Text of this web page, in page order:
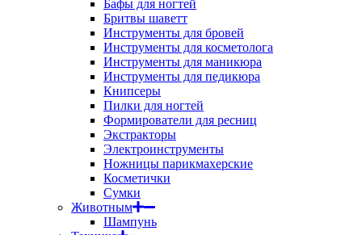
Бафы для ногтей
Бритвы шаветт
Инструменты для бровей
Инструменты для косметолога
Инструменты для маникюра
Инструменты для педикюра
Книпсеры
Пилки для ногтей
Формирователи для ресниц
Экстракторы
Электроинструменты
Ножницы парикмахерские
Косметички
Сумки
Животным
Шампунь